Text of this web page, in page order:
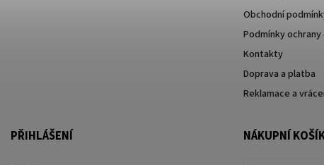
Obchodní
Podmínky ochrany
Kontakty
Doprava a platba
Reklamace a
PŘIHLÁŠENÍ NÁKUPNÍ